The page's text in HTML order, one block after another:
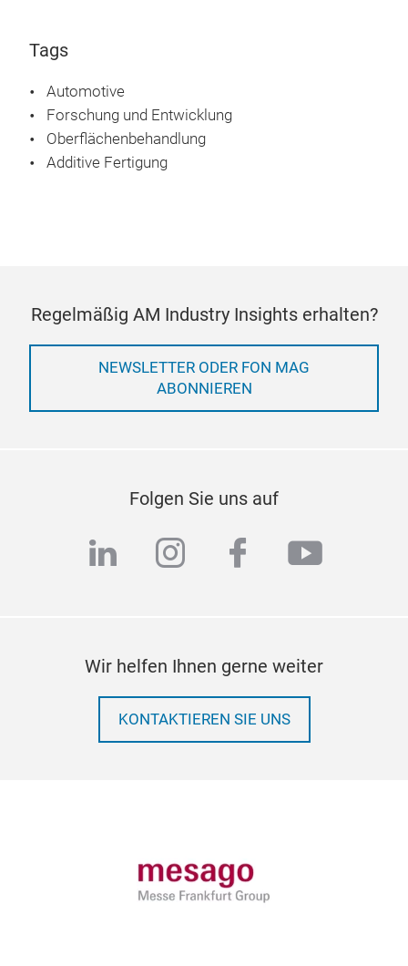
Tags
Automotive
Forschung und Entwicklung
Oberflächenbehandlung
Additive Fertigung
Regelmäßig AM Industry Insights erhalten?
NEWSLETTER ODER FON MAG
ABONNIEREN
Folgen Sie uns auf
linkedininstagram
facebook
Wir helfen Ihnen gerne weiter
KONTAKTIEREN SIE UNS